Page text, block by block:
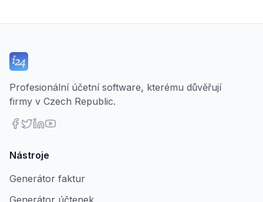
Profesionální účetní software, kterému důvěřují
firmy v Czech Republic.
Nástroje
Generátor faktur
Generátor účtenek